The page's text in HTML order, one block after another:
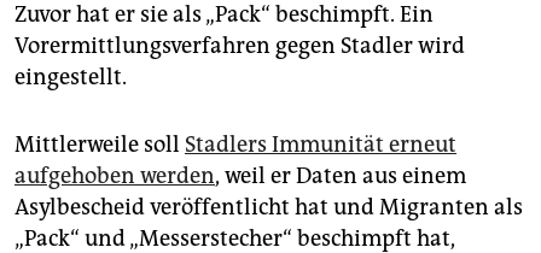
Zuvor hat er sie als „Pack“ beschimpft. Ein
Vorermittlungsverfahren gegen Stadler wird
eingestellt.
Mittlerweile soll Stadlers Immunität erneut
aufgehoben werden, weil er Daten aus einem
Asylbescheid veröffentlicht hat und Migranten als
„Pack“ und „Messerstecher“ beschimpft hat,